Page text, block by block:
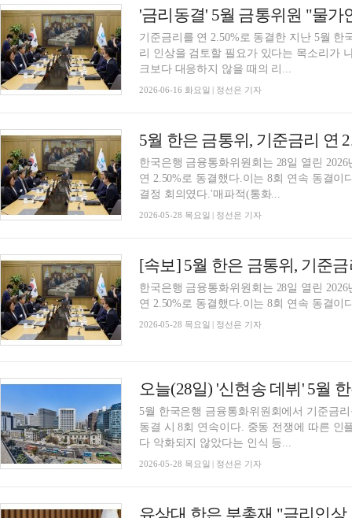
'금리동결' 5월 금통위원 "물
기준금리를 연 2.50%로 동결한 지난 5월
리 인상을 검토할 필요가 있다는 목소리가
크보다 대응하지 않을 때의 리...
2026-06-16 화요일 | 정선은 기자
한국은행 금융통화위원회는 28일 열린
연 2.50%로 동결했다.이는 8회 연속 동결
결정 회의였다.'매파적(통화...
2026-05-28 목요일 | 정선은 기자
[속보] 5월 한은 금통위, 기준
한국은행 금융통화위원회는 28일 열린
연 2.50%로 동결했다.이는 8회 연속 동결이
2026-05-28 목요일 | 정선은 기자
5월 한국은행 금융통화위원회에서 기준금
동결 시 8회 연속이다. 중동 전쟁에 따른 인
다 악화되지 않았다는 인식 등...
2026-05-28 목요일 | 정선은 기자